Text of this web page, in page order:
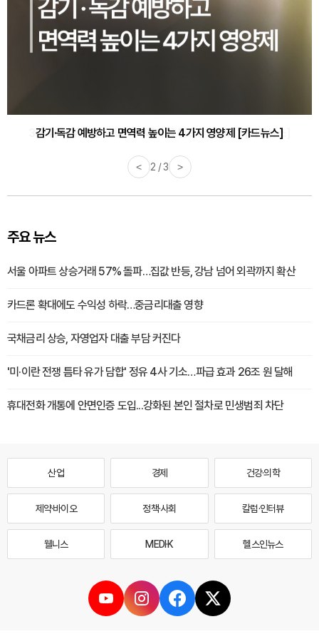
감기·독감 예방하고 면역력 높이는 4가지 영양제 [카드뉴스]
< 3 / 3 >
주요 뉴스
서울 아파트 상승거래 57% 돌파…집값 반등, 강남 넘어 외곽까지 확산
카드론 확대에도 수익성 하락…중금리대출 영향
국채금리 상승, 자영업자 대출 부담 커진다
'미·이란 전쟁 틈타 유가 담합' 정유 4사 기소…파급 효과 26조 원 달해
휴대전화 개통에 안면인증 도입...강화된 본인 절차로 민생범죄 차단
산업 경제 건강·의학
제약·바이오 정책·사회 칼럼·인터뷰
웰니스 MEDI·K 헬스인뉴스